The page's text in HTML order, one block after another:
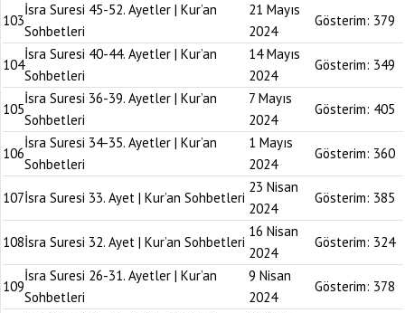
103
İsra Suresi 45-52. Ayetler | Kur’an
Sohbetleri
21 Mayıs
2024
Gösterim: 379
104
İsra Suresi 40-44. Ayetler | Kur’an
Sohbetleri
14 Mayıs
2024
Gösterim: 349
105
İsra Suresi 36-39. Ayetler | Kur’an
Sohbetleri
7 Mayıs
2024
Gösterim: 405
106
İsra Suresi 34-35. Ayetler | Kur’an
Sohbetleri
1 Mayıs
2024
Gösterim: 360
107İsra Suresi 33. Ayet | Kur’an Sohbetleri
23 Nisan
2024
Gösterim: 385
108İsra Suresi 32. Ayet | Kur’an Sohbetleri
16 Nisan
2024
Gösterim: 324
109
İsra Suresi 26-31. Ayetler | Kur’an
Sohbetleri
9 Nisan
2024
Gösterim: 378